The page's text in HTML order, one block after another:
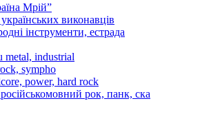
Мрій”
виконавців
інструменти, естрада
metal, industrial
sympho
power, hard rock
рок, панк, ска